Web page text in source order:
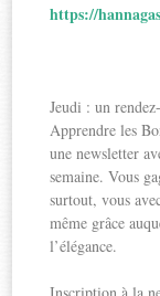
https://
Jeudi : un
Apprendre les
une newsletter
semaine. Vous
surtout, vous
même grâce
l’élégance.
Inscription à la